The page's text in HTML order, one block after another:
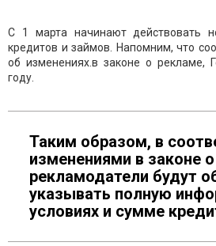
С 1 марта начинают действовать
кредитов и займов. Напомним, что
об изменениях.в законе о рекламе,
году.
Таким образом, в
изменениями в законе
рекламодатели будут
указывать полную
условиях и сумме